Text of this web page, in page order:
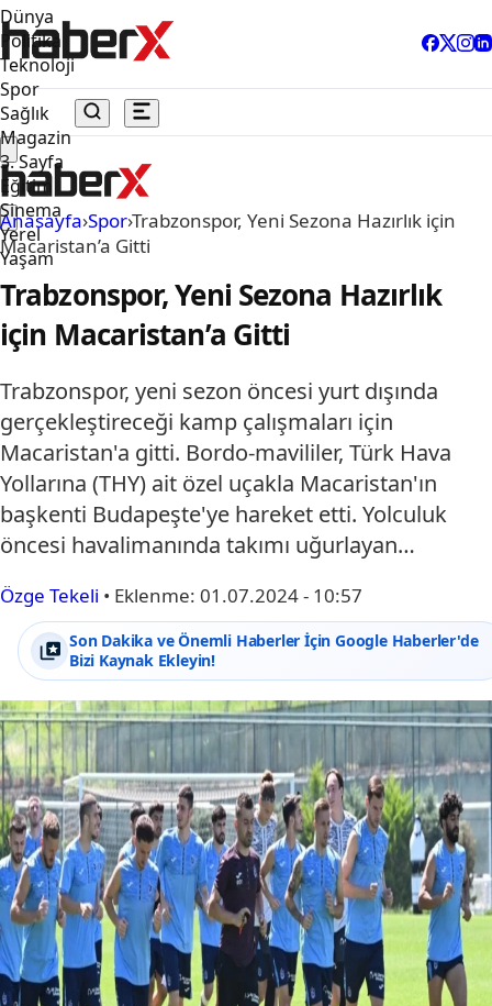
Dünya
Politika
Teknoloji
Spor
Sağlık
Magazin
3. Sayfa
Eğitim
Sinema
Yerel
Yaşam
Anasayfa›Spor›Trabzonspor, Yeni Sezona Hazırlık için
Macaristan’a Gitti
Trabzonspor, Yeni Sezona Hazırlık
için Macaristan’a Gitti
Trabzonspor, yeni sezon öncesi yurt dışında
gerçekleştireceği kamp çalışmaları için
Macaristan'a gitti. Bordo-mavililer, Türk Hava
Yollarına (THY) ait özel uçakla Macaristan'ın
başkenti Budapeşte'ye hareket etti. Yolculuk
öncesi havalimanında takımı uğurlayan…
Özge Tekeli • Eklenme: 01.07.2024 - 10:57
Son Dakika ve Önemli Haberler İçin Google Haberler'de
Bizi Kaynak Ekleyin!